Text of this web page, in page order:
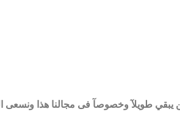
لن يبقي طويلآ وخصوصآ فى مجالنا هذا